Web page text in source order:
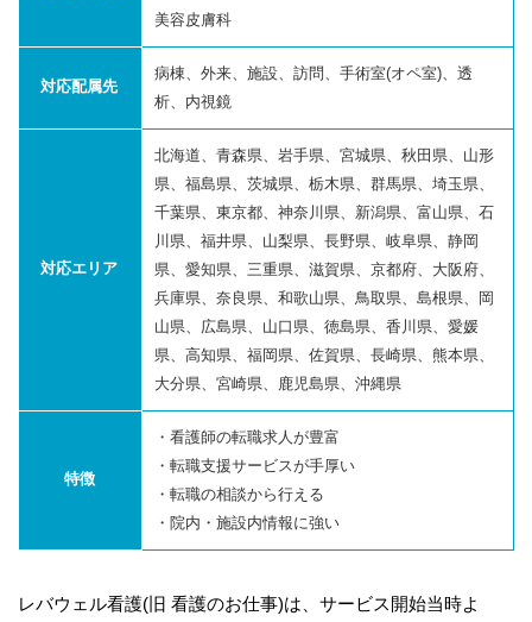
美容皮膚科
対応配属先
病棟、外来、施設、訪問、手術室(オペ室)、透
析、内視鏡
対応エリア
北海道、青森県、岩手県、宮城県、秋田県、山形
県、福島県、茨城県、栃木県、群馬県、埼玉県、
千葉県、東京都、神奈川県、新潟県、富山県、石
川県、福井県、山梨県、長野県、岐阜県、静岡
県、愛知県、三重県、滋賀県、京都府、大阪府、
兵庫県、奈良県、和歌山県、鳥取県、島根県、岡
山県、広島県、山口県、徳島県、香川県、愛媛
県、高知県、福岡県、佐賀県、長崎県、熊本県、
大分県、宮崎県、鹿児島県、沖縄県
特徴
・看護師の転職求人が豊富
・転職支援サービスが手厚い
・転職の相談から行える
・院内・施設内情報に強い
レバウェル看護(旧 看護のお仕事)は、サービス開始当時よ